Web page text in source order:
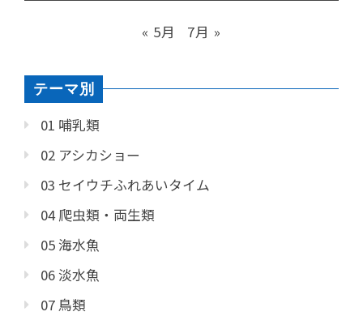
« 5月 7月 »
テーマ別
01 哺乳類
02 アシカショー
03 セイウチふれあいタイム
04 爬虫類・両生類
05 海水魚
06 淡水魚
07 鳥類